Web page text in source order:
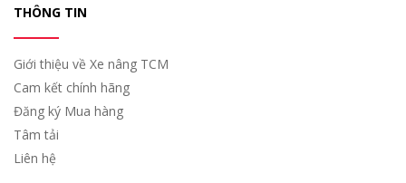
THÔNG TIN
Giới thiệu về Xe nâng TCM
Cam kết chính hãng
Đăng ký Mua hàng
Tâm tải
Liên hệ